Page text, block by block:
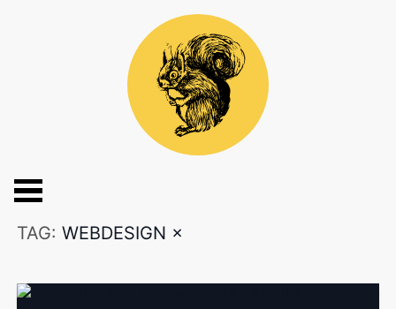
TAG: WEBDESIGN ×